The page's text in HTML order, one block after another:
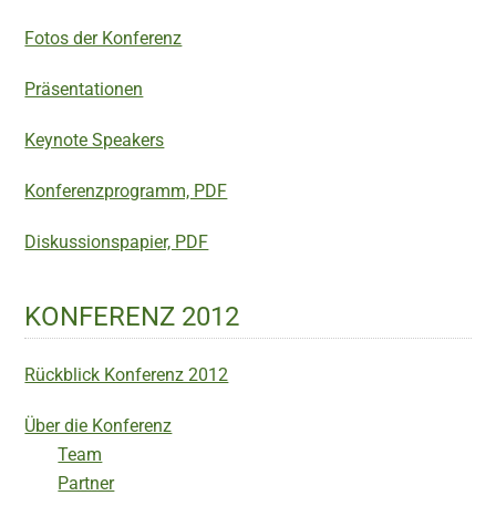
Fotos der Konferenz
Präsentationen
Keynote Speakers
Konferenzprogramm, PDF
Diskussionspapier, PDF
KONFERENZ 2012
Rückblick Konferenz 2012
Über die Konferenz
Team
Partner